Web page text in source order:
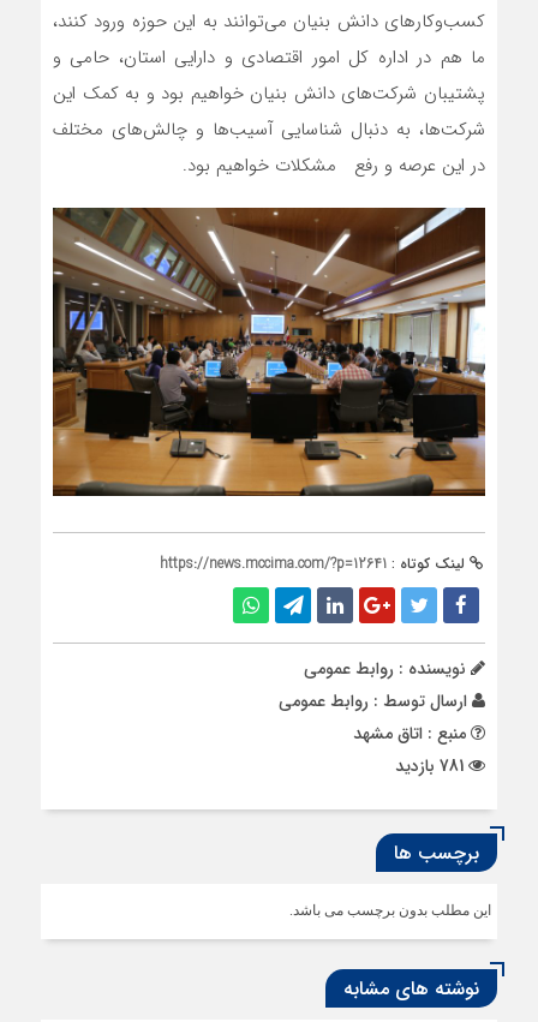
کسب‌و‌کارهای دانش بنیان می‌توانند به این حوزه ورود کنند،
ما هم در اداره کل امور اقتصادی و دارایی استان، حامی و
پشتیبان شرکت‌های دانش بنیان خواهیم بود و به کمک این
شرکت‌ها، به دنبال شناسایی آسیب‌ها و چالش‌های مختلف
در این عرصه و رفع مشکلات خواهیم بود.
لینک کوتاه : https://news.mccima.com/?p=12641
نویسنده : روابط عمومی
ارسال توسط : روابط عمومی
منبع : اتاق مشهد
برچسب ها
این مطلب بدون برچسب می باشد.
نوشته های مشابه